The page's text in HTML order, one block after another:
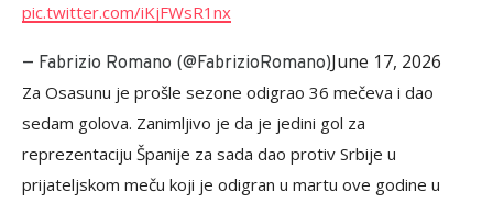
pic.twitter.com/iKjFWsR1nx
— Fabrizio Romano (@FabrizioRomano)June 17, 2026
Za Osasunu je prošle sezone odigrao 36 mečeva i dao
sedam golova. Zanimljivo je da je jedini gol za
reprezentaciju Španije za sada dao protiv Srbije u
prijateljskom meču koji je odigran u martu ove godine u